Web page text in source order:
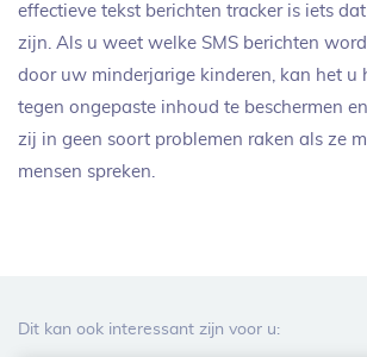
effectieve tekst berichten tracker is iets
zijn. Als u weet welke SMS berichten
door uw minderjarige kinderen, kan het u
tegen ongepaste inhoud te beschermen
zij in geen soort problemen raken als ze
mensen spreken.
Dit kan ook interessant zijn voor u: